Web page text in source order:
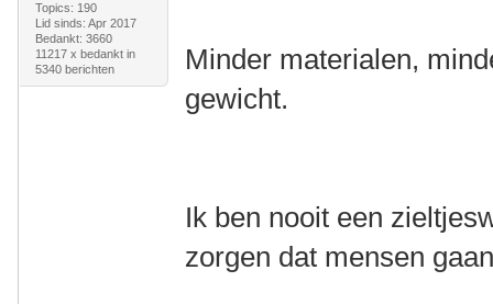
Topics: 190
Lid sinds: Apr 2017
Bedankt: 3660
11217 x bedankt in
5340 berichten
Minder materialen,
gewicht.
Ik ben nooit een
zorgen dat mensen